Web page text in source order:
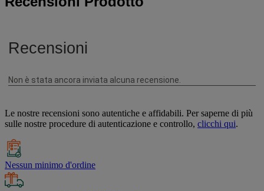
Le nostre recensioni sono autentiche e affidabili. Per saperne di più
sulle nostre procedure di autenticazione e controllo, clicchi qui.
Nessun minimo d'ordine